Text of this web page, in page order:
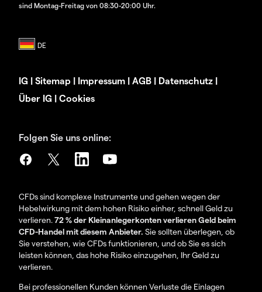
sind Montag-Freitag von 08:30-20:00 Uhr.
IG | Sitemap | Impressum | AGB | Datenschutz |
Über IG | Cookies
Folgen Sie uns online:
CFDs sind komplexe Instrumente und gehen wegen der
Hebelwirkung mit dem hohen Risiko einher, schnell Geld zu
verlieren.72 % der Kleinanlegerkonten verlieren Geld beim
CFD-Handel mit diesem Anbieter. Sie sollten überlegen, ob
Sie verstehen, wie CFDs funktionieren, und ob Sie es sich
leisten können, das hohe Risiko einzugehen, Ihr Geld zu
verlieren.
Bei professionellen Kunden können Verluste die Einlagen